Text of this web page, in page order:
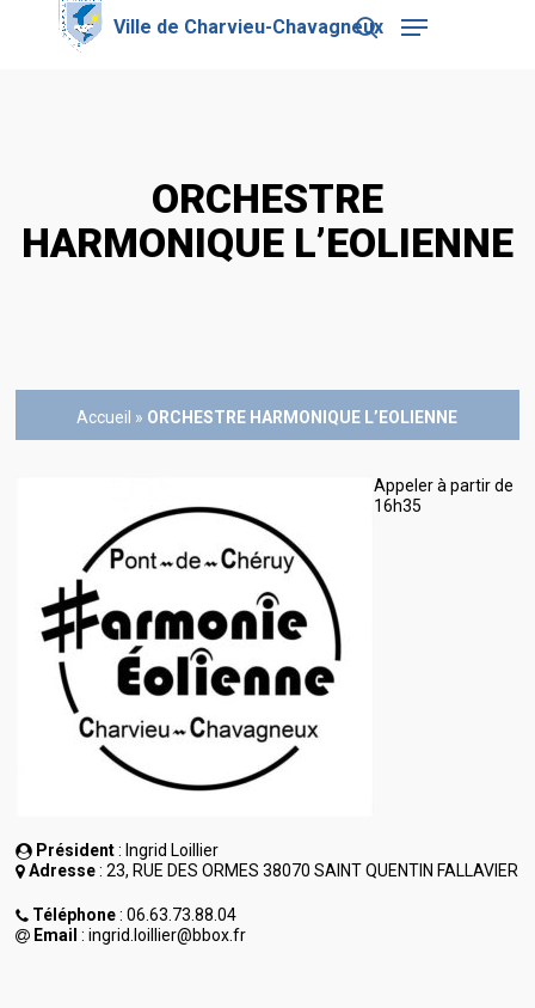
search
Menu
ORCHESTRE
HARMONIQUE L’EOLIENNE
Accueil » ORCHESTRE HARMONIQUE L’EOLIENNE
Président: Ingrid Loillier
Adresse: 23, RUE DES ORMES 38070 SAINT QUENTIN FALLAVIER
Téléphone: 06.63.73.88.04
Email : ingrid.loillier@bbox.fr
Appeler à partir de
16h35